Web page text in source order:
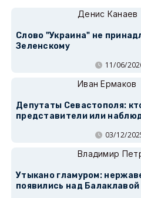
Денис Канаев
Слово "Украина" не
Зеленскому
11/06/
Иван Ермаков
Депутаты Севастополя:
представители или
03/12/
Владимир
Утыкано гламуром:
появились над Балаклавой